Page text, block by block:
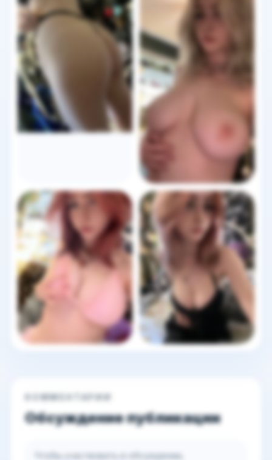
КОММЕНТАРИИ
Обсуждение публикации
Чтобы участвовать в обсуждении,